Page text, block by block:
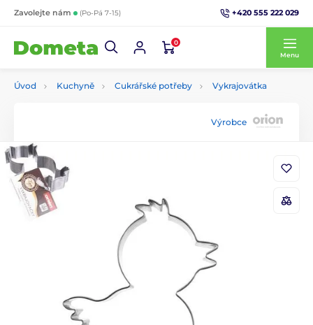
Zavolejte nám (Po-Pá 7-15) +420 555 222 029
0
Menu
Úvod Kuchyně Cukrářské potřeby Vykrajovátka
Výrobce